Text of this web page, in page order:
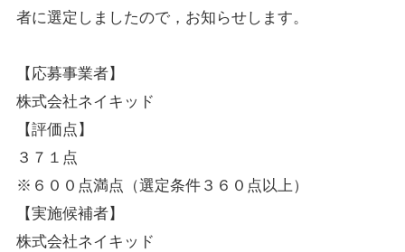
者に選定しましたので，お知らせします。
【応募事業者】
株式会社ネイキッド
【評価点】
３７１点
※６００点満点（選定条件３６０点以上）
【実施候補者】
株式会社ネイキッド